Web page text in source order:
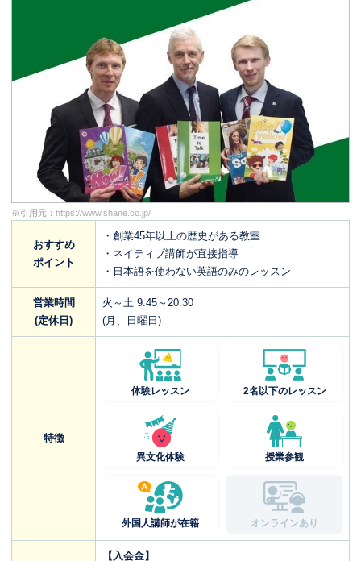
※引用元： https://www.shane.co.jp/
おすすめ
ポイント
・創業45年以上の歴史がある教室
・ネイティブ講師が直接指導
・日本語を使わない英語のみのレッスン
営業時間
(定休日)
火～土 9:45～20:30
(月、日曜日)
特徴
体験レッスン 2名以下のレッスン
異文化体験 授業参観
外国人講師が在籍 オンラインあり
【入会金】